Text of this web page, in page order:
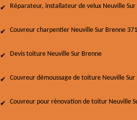
Réparateur, installateur de velux Neuville
Couvreur charpentier Neuville Sur Brenne
Devis toiture Neuville Sur Brenne
Couvreur démoussage de toiture Neuville
Couvreur pour rénovation de toitur Neuville